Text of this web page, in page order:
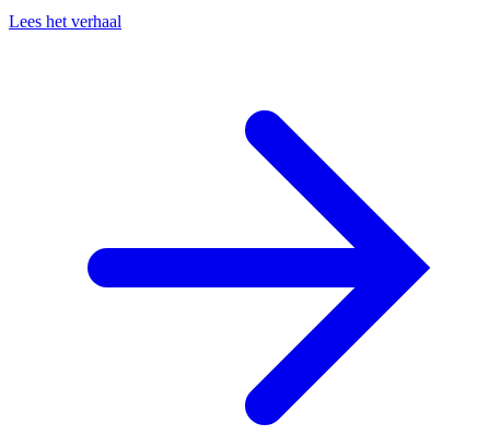
Lees het verhaal